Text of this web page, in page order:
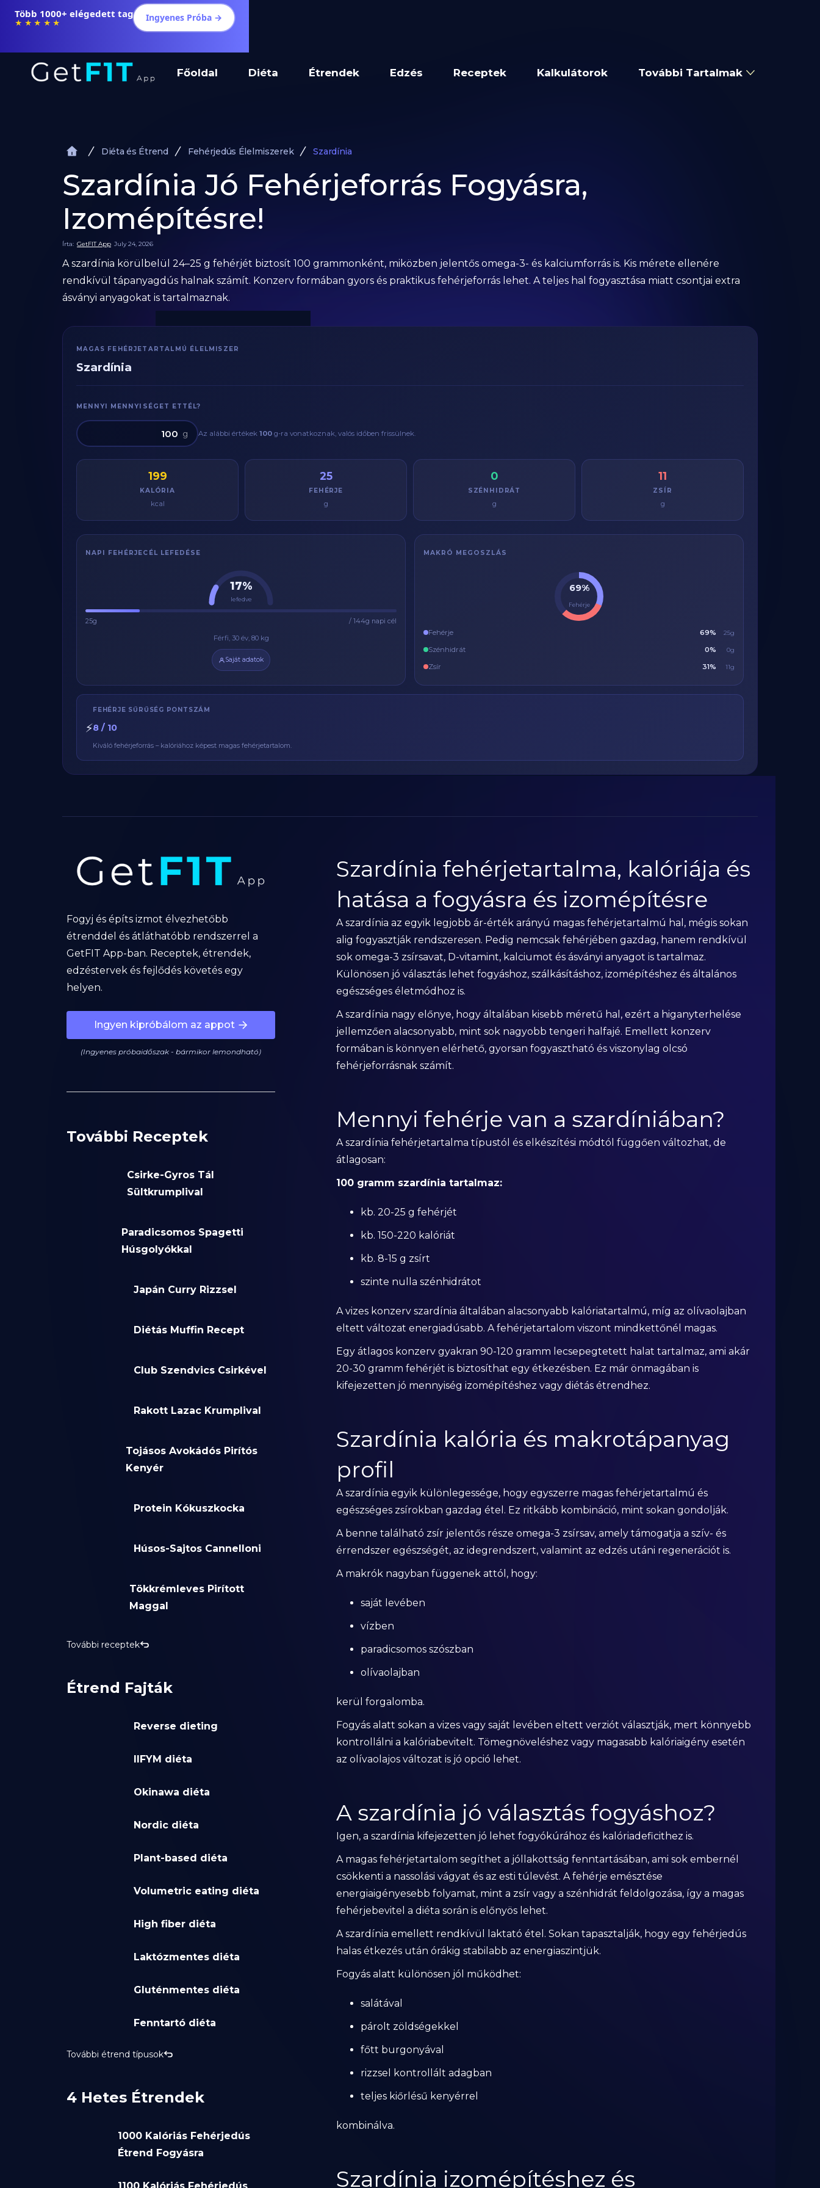
Több 1000+ elégedett tag
★★★★★ Ingyenes Próba →
Főoldal Diéta Étrendek Edzés Receptek Kalkulátorok További Tartalmak
Diéta és Étrend Fehérjedús Élelmiszerek Szardínia
Szardínia Jó Fehérjeforrás Fogyásra,
Izomépítésre!
Írta: GetFIT App July 24, 2026
A szardínia körülbelül 24–25 g fehérjét biztosít 100 grammonként, miközben jelentős omega-3- és kalciumforrás is. Kis mérete ellenére
rendkívül tápanyagdús halnak számít. Konzerv formában gyors és praktikus fehérjeforrás lehet. A teljes hal fogyasztása miatt csontjai extra
ásványi anyagokat is tartalmaznak.
MAGAS FEHÉRJETARTALMÚ ÉLELMISZER
Szardínia
MENNYI MENNYISÉGET ETTÉL?
g Az alábbi értékek 100 g-ra vonatkoznak, valós időben frissülnek.
199
KALÓRIA
kcal
25
FEHÉRJE
g
0
SZÉNHIDRÁT
g
11
ZSÍR
g
NAPI FEHÉRJECÉL LEFEDÉSE
17%
lefedve
25g
/ 144g napi cél
Férfi, 30 év, 80 kg
Saját adatok
MAKRÓ MEGOSZLÁS
69%
Fehérje
Fehérje 69% 25g
Szénhidrát 0% 0g
Zsír 31% 11g
⚡
FEHÉRJE SŰRŰSÉG PONTSZÁM
8 / 10
Kiváló fehérjeforrás – kalóriához képest magas fehérjetartalom.
Fogyj és építs izmot élvezhetőbb
étrenddel és átláthatóbb rendszerrel a
GetFIT App-ban. Receptek, étrendek,
edzéstervek és fejlődés követés egy
helyen.
Ingyen kipróbálom az appot
(Ingyenes próbaidőszak - bármikor lemondható)
További Receptek
Csirke-Gyros Tál
Sültkrumplival
Paradicsomos Spagetti
Húsgolyókkal
Japán Curry Rizzsel
Diétás Muffin Recept
Club Szendvics Csirkével
Rakott Lazac Krumplival
Tojásos Avokádós Pirítós
Kenyér
Protein Kókuszkocka
Húsos-Sajtos Cannelloni
Tökkrémleves Pirított
Maggal
További receptek
Étrend Fajták
Reverse dieting
IIFYM diéta
Okinawa diéta
Nordic diéta
Plant-based diéta
Volumetric eating diéta
High fiber diéta
Laktózmentes diéta
Gluténmentes diéta
Fenntartó diéta
További étrend típusok
4 Hetes Étrendek
1000 Kalóriás Fehérjedús
Étrend Fogyásra
Szardínia fehérjetartalma, kalóriája és
hatása a fogyásra és izomépítésre
A szardínia az egyik legjobb ár-érték arányú magas fehérjetartalmú hal, mégis sokan
alig fogyasztják rendszeresen. Pedig nemcsak fehérjében gazdag, hanem rendkívül
sok omega-3 zsírsavat, D-vitamint, kalciumot és ásványi anyagot is tartalmaz.
Különösen jó választás lehet fogyáshoz, szálkásításhoz, izomépítéshez és általános
egészséges életmódhoz is.
A szardínia nagy előnye, hogy általában kisebb méretű hal, ezért a higanyterhelése
jellemzően alacsonyabb, mint sok nagyobb tengeri halfajé. Emellett konzerv
formában is könnyen elérhető, gyorsan fogyasztható és viszonylag olcsó
fehérjeforrásnak számít.
Mennyi fehérje van a szardíniában?
A szardínia fehérjetartalma típustól és elkészítési módtól függően változhat, de
átlagosan:
100 gramm szardínia tartalmaz:
kb. 20-25 g fehérjét
kb. 150-220 kalóriát
kb. 8-15 g zsírt
szinte nulla szénhidrátot
A vizes konzerv szardínia általában alacsonyabb kalóriatartalmú, míg az olívaolajban
eltett változat energiadúsabb. A fehérjetartalom viszont mindkettőnél magas.
Egy átlagos konzerv gyakran 90-120 gramm lecsepegtetett halat tartalmaz, ami akár
20-30 gramm fehérjét is biztosíthat egy étkezésben. Ez már önmagában is
kifejezetten jó mennyiség izomépítéshez vagy diétás étrendhez.
Szardínia kalória és makrotápanyag
profil
A szardínia egyik különlegessége, hogy egyszerre magas fehérjetartalmú és
egészséges zsírokban gazdag étel. Ez ritkább kombináció, mint sokan gondolják.
A benne található zsír jelentős része omega-3 zsírsav, amely támogatja a szív- és
érrendszer egészségét, az idegrendszert, valamint az edzés utáni regenerációt is.
A makrók nagyban függenek attól, hogy:
saját levében
vízben
paradicsomos szószban
olívaolajban
kerül forgalomba.
Fogyás alatt sokan a vizes vagy saját levében eltett verziót választják, mert könnyebb
kontrollálni a kalóriabevitelt. Tömegnöveléshez vagy magasabb kalóriaigény esetén
az olívaolajos változat is jó opció lehet.
A szardínia jó választás fogyáshoz?
Igen, a szardínia kifejezetten jó lehet fogyókúrához és kalóriadeficithez is.
A magas fehérjetartalom segíthet a jóllakottság fenntartásában, ami sok embernél
csökkenti a nassolási vágyat és az esti túlevést. A fehérje emésztése
energiaigényesebb folyamat, mint a zsír vagy a szénhidrát feldolgozása, így a magas
fehérjebevitel a diéta során is előnyös lehet.
A szardínia emellett rendkívül laktató étel. Sokan tapasztalják, hogy egy fehérjedús
halas étkezés után órákig stabilabb az energiaszintjük.
Fogyás alatt különösen jól működhet:
salátával
párolt zöldségekkel
főtt burgonyával
rizzsel kontrollált adagban
teljes kiőrlésű kenyérrel
kombinálva.
Szardínia izomépítéshez és